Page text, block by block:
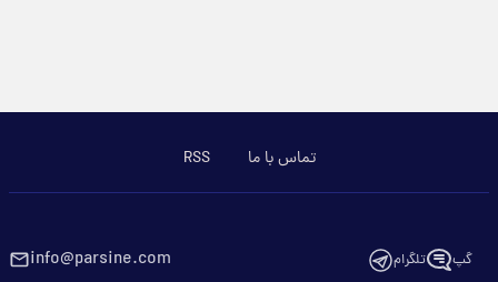
تماس با ما RSS
گپ تلگرام info@parsine.com